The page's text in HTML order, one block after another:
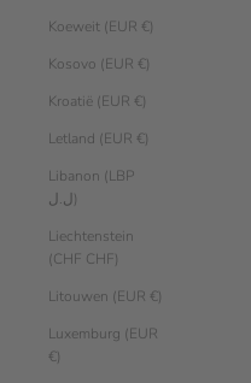
Koeweit (EUR €)
Kosovo (EUR €)
Kroatië (EUR €)
Letland (EUR €)
Libanon (LBP
ل.ل)
Liechtenstein
(CHF CHF)
Litouwen (EUR €)
Luxemburg (EUR
€)